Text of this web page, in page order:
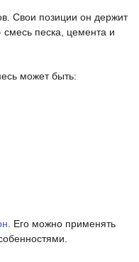
Свои позиции он держит
смесь песка, цемента и
может быть:
. Его можно применять